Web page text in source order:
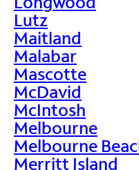
Lutz
Maitland
Malabar
Mascotte
McDavid
McIntosh
Melbourne
Melbourne
Merritt Island